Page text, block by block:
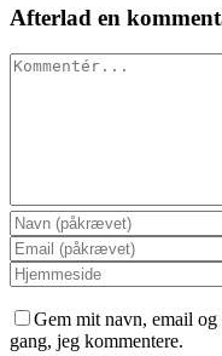
Afterlad en
Kommentér
Gem mit navn, email
gang, jeg kommentere.